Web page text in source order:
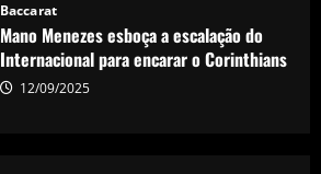
Baccarat
Mano Menezes esboça a escalação do
Internacional para encarar o Corinthians
12/09/2025